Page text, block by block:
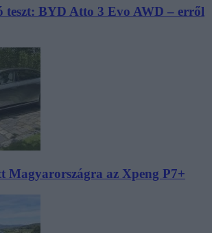
teszt: BYD Atto 3 Evo AWD – erről
Magyarországra az Xpeng P7+